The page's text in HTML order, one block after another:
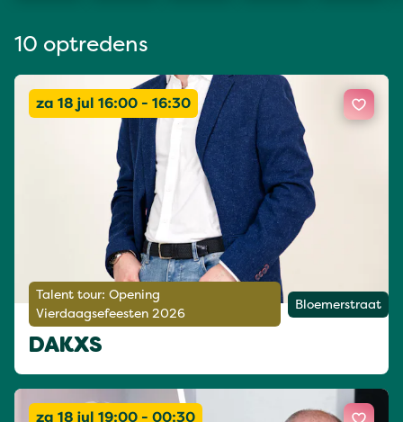
10 optredens
za 18 jul 16:00 - 16:30
Talent tour: Opening
Vierdaagsefeesten 2026
Bloemerstraat
DAKXS
za 18 jul 19:00 - 00:30